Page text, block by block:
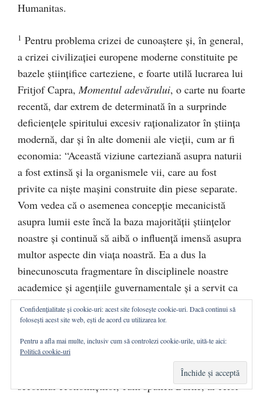
Humanitas.
1 Pentru problema crizei de cunoaştere şi, în general,
a crizei civilizaţiei europene moderne constituite pe
bazele ştiinţifice carteziene, e foarte utilă lucrarea lui
Fritjof Capra, Momentul adevărului, o carte nu foarte
recentă, dar extrem de determinată în a surprinde
deficienţele spiritului excesiv raţionalizator în ştiinţa
modernă, dar şi în alte domenii ale vieţii, cum ar fi
economia: “Această viziune carteziană asupra naturii
a fost extinsă şi la organismele vii, care au fost
privite ca nişte maşini construite din piese separate.
Vom vedea că o asemenea concepţie mecanicistă
asupra lumii este încă la baza majorităţii ştiinţelor
noastre şi continuă să aibă o influenţă imensă asupra
multor aspecte din viaţa noastră. Ea a dus la
binecunoscuta fragmentare în disciplinele noastre
academice şi agenţiile guvernamentale şi a servit ca
raţiune pentru a trata mediul natural ca şi cum ar
consta din părţi diferite, care pot fi exploatate de
diverse grupuri de interese” (Capra, 2004: 28).
Viziunea mecanicistă este, după cum se poate
constata, o bună însoţitoare a viziunii calculatorii a
secolului economiştilor, cum spunea Burke, al celor
Confidențialitate și cookie-uri: acest site folosește cookie-uri. Dacă continui să
folosești acest site web, ești de acord cu utilizarea lor.
Pentru a afla mai multe, inclusiv cum să controlezi cookie-urile, uită-te aici:
Politică cookie-uri